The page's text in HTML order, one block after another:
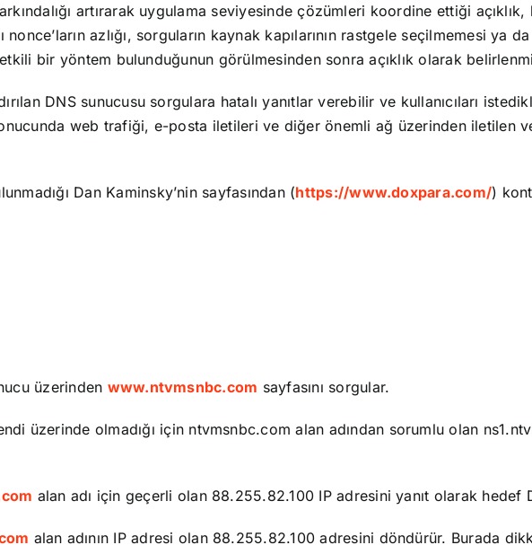
artırarak uygulama seviyesinde çözümleri koordine ettiği açıklık,
azlığı, sorguların kaynak kapılarının rastgele seçilmemesi ya
bir yöntem bulunduğunun görülmesinden sonra açıklık olarak
DNS sunucusu sorgulara hatalı yanıtlar verebilir ve kullanıcıları
web trafiği, e-posta iletileri ve diğer önemli ağ üzerinden iletilen
Dan Kaminsky’nin sayfasından (https://www.doxpara.com/)
üzerinden www.ntvmsnbc.com sayfasını sorgular.
üzerinde olmadığı için ntvmsnbc.com alan adından sorumlu olan
alan adı için geçerli olan 88.255.82.100 IP adresini yanıt olarak hedef
alan adının IP adresi olan 88.255.82.100 adresini döndürür. Burada